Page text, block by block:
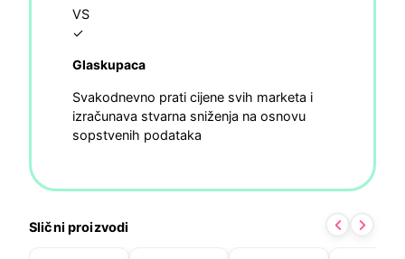
VS
✓
Glaskupaca
Svakodnevno prati cijene svih marketa i
izračunava stvarna sniženja na osnovu
sopstvenih podataka
Slični proizvodi